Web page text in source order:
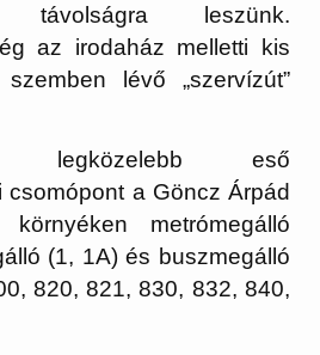
távolságra leszünk.
az irodaház melletti kis
lévő „szervízút”
eső
csomópont a Göncz Árpád
metrómegálló
(1, 1A) és buszmegálló
820, 821, 830, 832, 840,